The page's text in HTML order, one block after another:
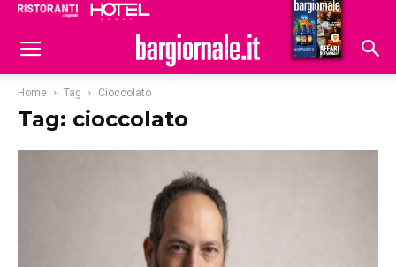
Hoteldomani
Home Tag Cioccolato
Tag: cioccolato